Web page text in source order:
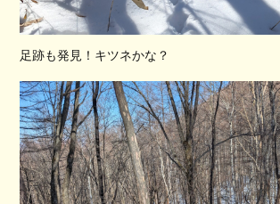
足跡も発見！キツネかな？